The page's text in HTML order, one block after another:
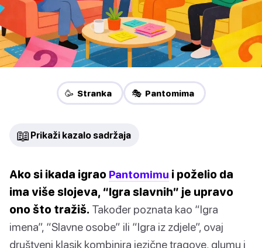
🥳 Stranka 🎭 Pantomima
📖 Prikaži kazalo sadržaja
Ako si ikada igrao Pantomimu i poželio da
ima više slojeva, “Igra slavnih” je upravo
ono što tražiš. Također poznata kao “Igra
imena”, “Slavne osobe” ili “Igra iz zdjele”, ovaj
društveni klasik kombinira jezične tragove, glumu i